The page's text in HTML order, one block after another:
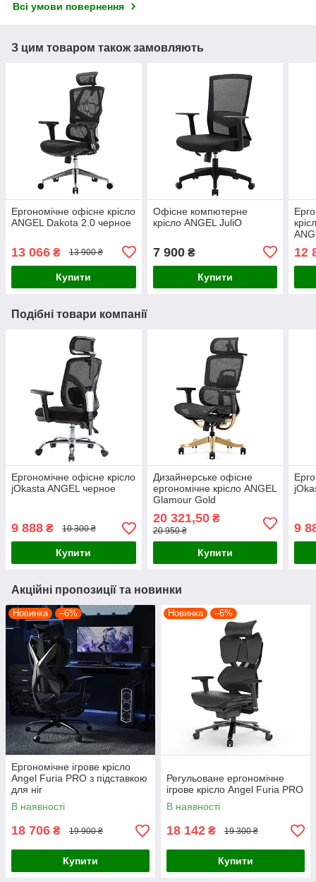
Всі умови повернення
З цим товаром також замовляють
Ергономічне офісне крісло
ANGEL Dakota 2.0 черное
13 066 ₴ 13 900 ₴
Купити
Офісне компютерне
крісло ANGEL JuliO
7 900₴
Купити
12
Подібні товари компанії
Ергономічне офісне крісло
jOkasta ANGEL черное
9 888 ₴ 10 300 ₴
Купити
Дизайнерське офісне
ергономічне крісло ANGEL
Glamour Gold
20 321,50₴
20 950 ₴
Купити
9
Акційні пропозиції та новинки
Новинка –6%
Ергономічне ігрове крісло
Angel Furia PRO з підставкою
для ніг
В наявності
18 706 ₴ 19 900 ₴
Купити
Новинка –6%
Регульоване ергономічне
ігрове крісло Angel Furia PRO
В наявності
18 142 ₴ 19 300 ₴
Купити